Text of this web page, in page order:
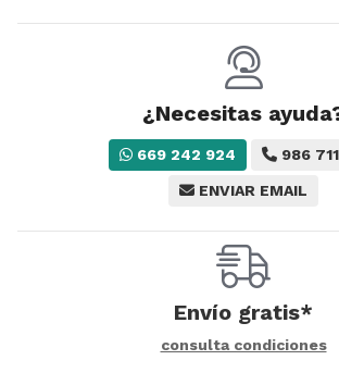
¿Necesitas
669 242 924 986
ENVIAR EMAIL
Envío gratis*
consulta condiciones